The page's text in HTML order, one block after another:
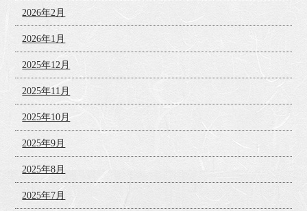
2026年2月
2026年1月
2025年12月
2025年11月
2025年10月
2025年9月
2025年8月
2025年7月